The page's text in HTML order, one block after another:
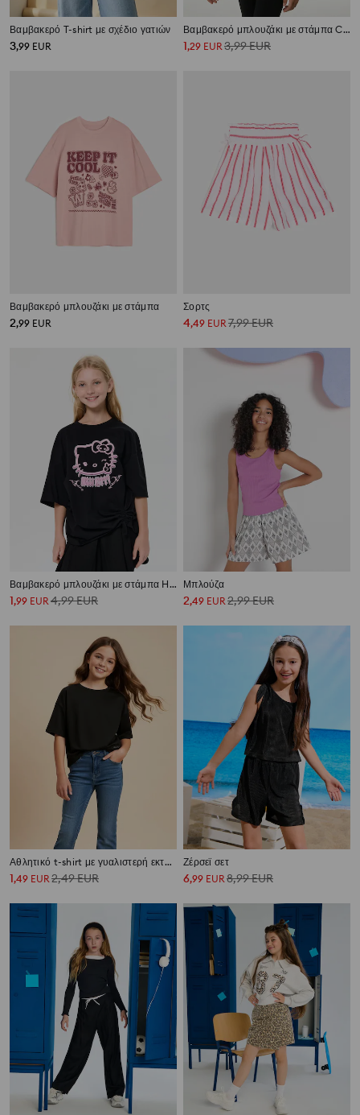
Βαμβακερό T-shirt με σχέδιο γατιών
3,99 EUR
Βαμβακερό μπλουζάκι με στάμπα Cinnamoroll
1,29 EUR 3,99EUR
Βαμβακερό μπλουζάκι με στάμπα
2,99 EUR
Σορτς
4,49 EUR7,99EUR
Βαμβακερό μπλουζάκι με στάμπα Hello Kitty
1,99 EUR4,99EUR
Μπλούζα
2,49 EUR2,99EUR
Αθλητικό t-shirt με γυαλιστερή εκτύπωση Active
1,49 EUR 2,49EUR
Ζέρσεϊ σετ
6,99 EUR 8,99EUR